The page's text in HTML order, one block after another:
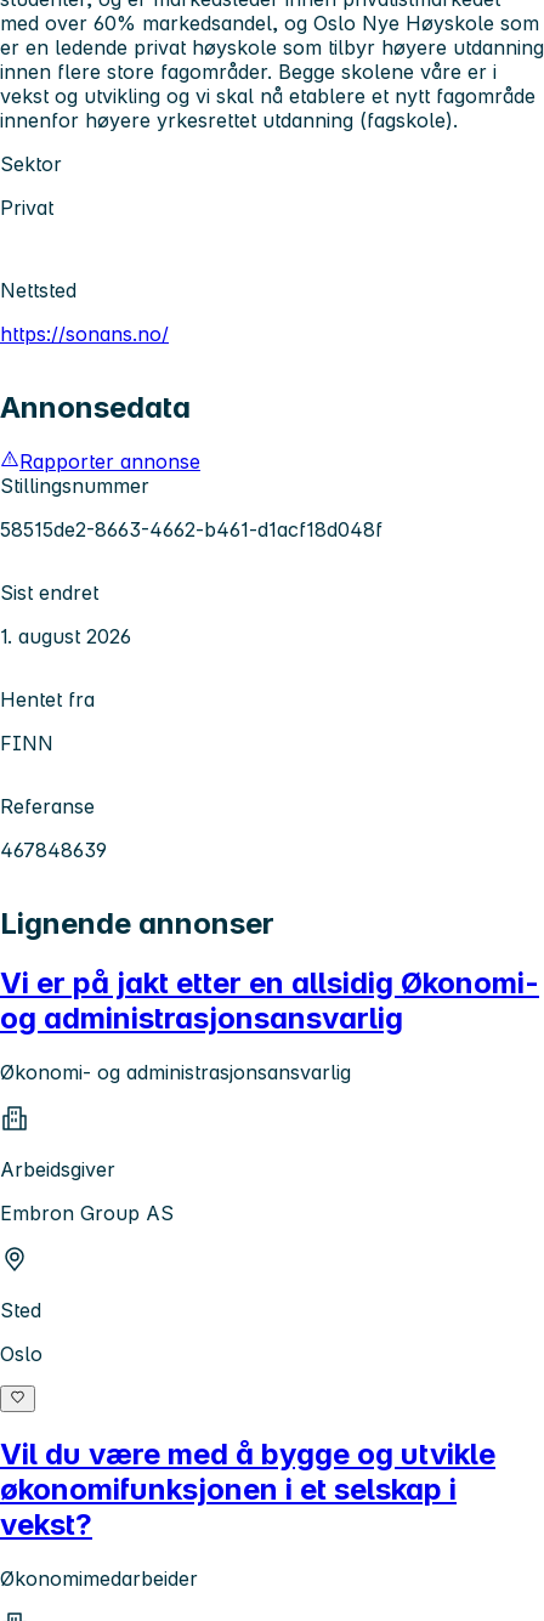
med over 60% markedsandel, og Oslo Nye Høyskole som
er en ledende privat høyskole som tilbyr høyere utdanning
innen flere store fagområder. Begge skolene våre er i
vekst og utvikling og vi skal nå etablere et nytt fagområde
innenfor høyere yrkesrettet utdanning (fagskole).
Sektor
Privat
Nettsted
https://sonans.no/
Annonsedata
Rapporter annonse
Stillingsnummer
58515de2-8663-4662-b461-d1acf18d048f
Sist endret
1. august 2026
Hentet fra
FINN
Referanse
467848639
Lignende annonser
Vi er på jakt etter en allsidig Økonomi-
og administrasjonsansvarlig
Økonomi- og administrasjonsansvarlig
Arbeidsgiver
Embron Group AS
Sted
Oslo
Vil du være med å bygge og utvikle
økonomifunksjonen i et selskap i
vekst?
Økonomimedarbeider